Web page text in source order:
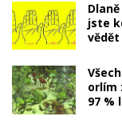
jste
orlím
97 %